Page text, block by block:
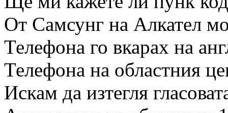
От Самсунг на Алкател
Телефона го вкарах на
Телефона на областния
Искам да изтегля